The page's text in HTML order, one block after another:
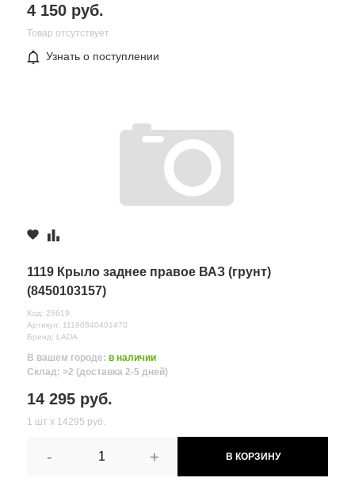
Все поля формы обязательны
Отправляя форму вы соглашаетесь на
данных
4 150 руб.
Товар отсутствует
Узнать о поступлении
1119 Крыло заднее правое ВАЗ (грунт)
(8450103157)
Код: 26619
Артикул: 11190840401470
Бренд: LADA
В вашем городе: в наличии
Склад: >2 (доставка 2-5 дней)
14 295 руб.
1 шт х 14295 руб.
- + В КОРЗИНУ